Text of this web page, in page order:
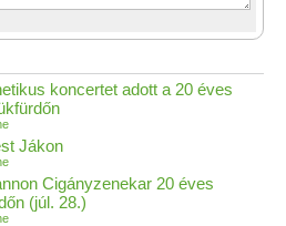
koncertet adott a 20 éves
Jákon
Cigányzenekar 20 éves
(júl. 28.)